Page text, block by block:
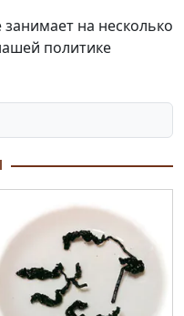
занимает на несколько
политике